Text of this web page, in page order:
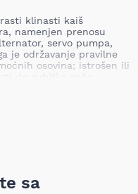
klinasti kaiš
namenjen prenosu
servo pumpa,
je održavanje pravilne
osovina; istrošen ili
performansi klime i
ležajeva ili
sa